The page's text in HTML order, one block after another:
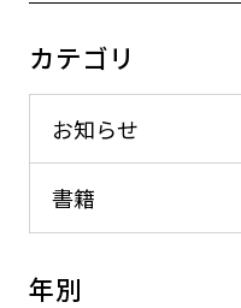
カテゴリ
お知らせ
書籍
年別